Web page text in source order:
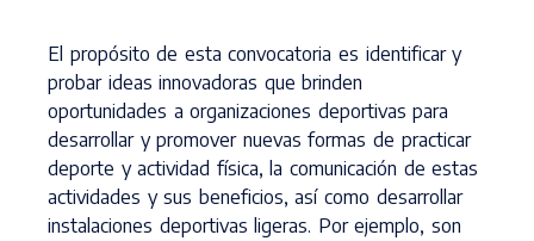
El propósito de esta convocatoria es identificar y
probar ideas innovadoras que brinden
oportunidades a organizaciones deportivas para
desarrollar y promover nuevas formas de practicar
deporte y actividad física, la comunicación de estas
actividades y sus beneficios, así como desarrollar
instalaciones deportivas ligeras. Por ejemplo, son